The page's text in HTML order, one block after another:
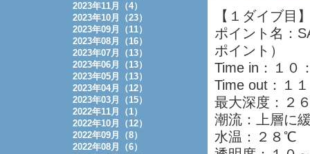
【１ダイブ目
ポイント名：
ポイント）
Time in：１０
Time out：１
最大深度：２
潮流：上層に
水温：２８℃
2023年11月（4）
2023年10月（23）
2023年09月（11）
2023年08月（16）
2023年07月（13）
2023年06月（13）
2023年05月（13）
2023年04月（12）
2023年03月（15）
2022年11月（1）
2022年10月（12）
2022年09月（8）
2022年08月（6）